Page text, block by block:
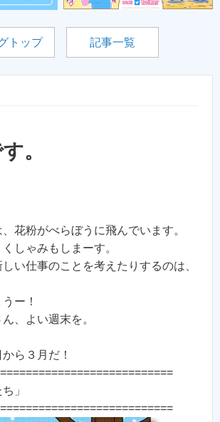
トップ 記事一覧
。
花粉がべらぼうに飛んでいます。
しゃみもしまーす。
い仕事のことを考えたりするのは、
ー！
、よい週末を。
ら３月だ！
」